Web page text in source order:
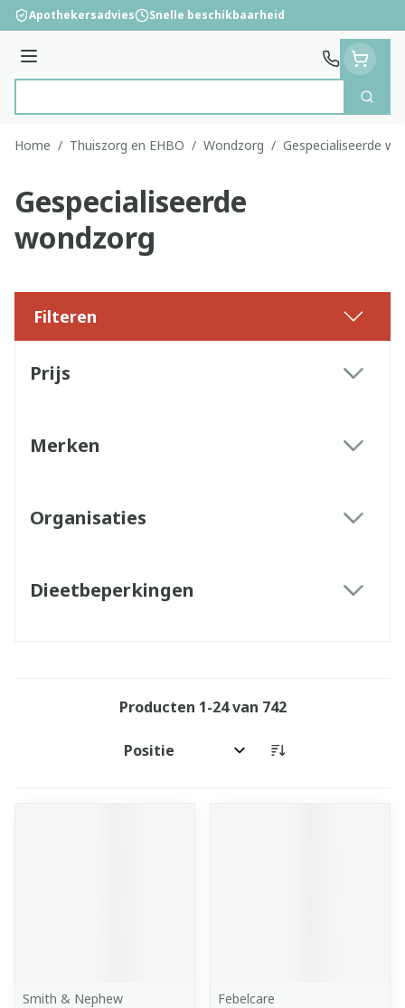
Ga naar de inhoud
Apothekersadvies Snelle beschikbaarheid
Menu
Zoek
Home / Thuiszorg en EHBO / Wondzorg / Gespecialiseerde
Gespecialiseerde
wondzorg
Filteren
Prijs
Merken
Organisaties
Dieetbeperkingen
Producten 1-24van 742
Sorteer op:
Smith & Nephew
Febelcare